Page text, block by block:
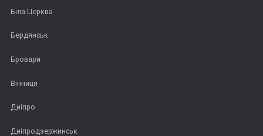
Біла Церква
Бердянськ
Бровари
Вінниця
Дніпро
Дніпродзержинськ